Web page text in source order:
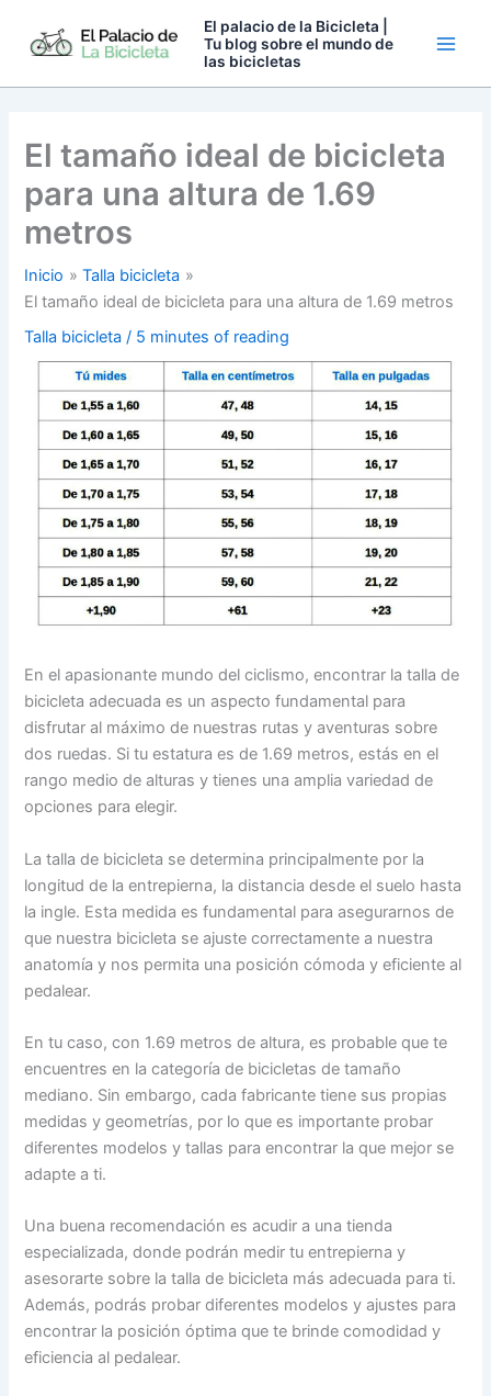
El palacio de la Bicicleta |
Tu blog sobre el mundo de
las bicicletas
El tamaño ideal de bicicleta
para una altura de 1.69
metros
Inicio
Talla bicicleta
El tamaño ideal de bicicleta para una altura de 1.69 metros
Talla bicicleta / 5 minutes of reading
En el apasionante mundo del ciclismo, encontrar la talla de
bicicleta adecuada es un aspecto fundamental para
disfrutar al máximo de nuestras rutas y aventuras sobre
dos ruedas. Si tu estatura es de 1.69 metros, estás en el
rango medio de alturas y tienes una amplia variedad de
opciones para elegir.
La talla de bicicleta se determina principalmente por la
longitud de la entrepierna, la distancia desde el suelo hasta
la ingle. Esta medida es fundamental para asegurarnos de
que nuestra bicicleta se ajuste correctamente a nuestra
anatomía y nos permita una posición cómoda y eficiente al
pedalear.
En tu caso, con 1.69 metros de altura, es probable que te
encuentres en la categoría de bicicletas de tamaño
mediano. Sin embargo, cada fabricante tiene sus propias
medidas y geometrías, por lo que es importante probar
diferentes modelos y tallas para encontrar la que mejor se
adapte a ti.
Una buena recomendación es acudir a una tienda
especializada, donde podrán medir tu entrepierna y
asesorarte sobre la talla de bicicleta más adecuada para ti.
Además, podrás probar diferentes modelos y ajustes para
encontrar la posición óptima que te brinde comodidad y
eficiencia al pedalear.